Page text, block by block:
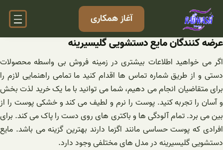
رفتن
آغاز همکاری
عرضه کنندگان مایع دستشویی گلیسیرینه
اگر می خواهید اطلاعات بیشتری در زمینه فروش بی واسطه محصولات
دستی و از طریق شماره تماس ها اقدام کنید ما تمامی راهنمایی لازم را
برای متقاضیان انجام می دهیم، شما می توانید با ما یک خرید لذت بخش
و آسان را تجربه کنید. پوست را نرم و لطیف می کند و خشکی پوست را از
بین می برد. تمام آلودگی ها و باکتری های روی دست را پاک می کند. برای
افرادی که پوست حساسی مانند اگزما دارند بهترین گزینه می باشد. مایع
دستشویی گلیسیرینه در مدل های مختلفی وجود دارد.